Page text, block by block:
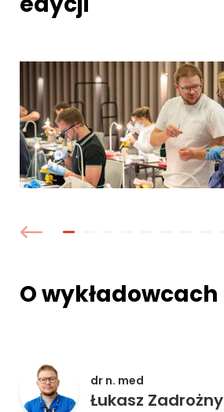
O wykładowcach
dr n. med
Łukasz Zadrożny